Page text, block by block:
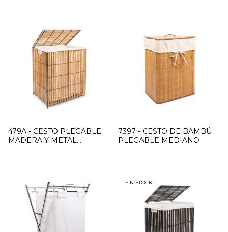
479A - CESTO PLEGABLE
MADERA Y METAL
7397 - CESTO DE BAMBÚ
PLEGABLE MEDIANO
SIN STOCK